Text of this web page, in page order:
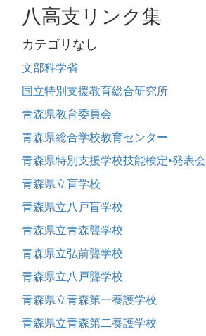
八高支リンク集
カテゴリなし
文部科学省
国立特別支援教育総合研究所
青森県教育委員会
青森県総合学校教育センター
青森県特別支援学校技能検定•発表会
青森県立盲学校
青森県立八戸盲学校
青森県立青森聾学校
青森県立弘前聾学校
青森県立八戸聾学校
青森県立青森第一養護学校
青森県立青森第二養護学校